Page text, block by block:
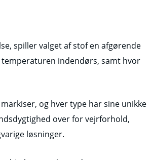
spiller valget af stof en afgørende
indendørs, samt hvor
og hver type har sine unikke
over for vejrforhold,
løsninger.